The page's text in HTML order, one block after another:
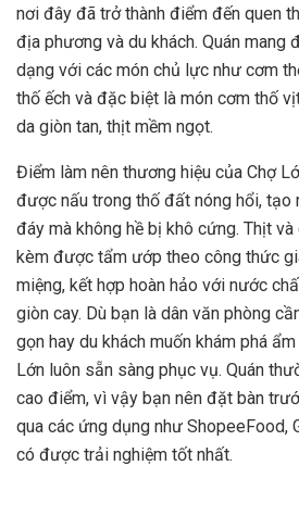
nơi đây đã trở thành điểm đến quen
địa phương và du khách. Quán mang
dạng với các món chủ lực như cơm
thố ếch và đặc biệt là món cơm thố
da giòn tan, thịt mềm ngọt.
Điểm làm nên thương hiệu của Chợ
được nấu trong thố đất nóng hổi, tạo
đáy mà không hề bị khô cứng. Thịt
kèm được tẩm ướp theo công thức
miệng, kết hợp hoàn hảo với nước
giòn cay. Dù bạn là dân văn phòng
gọn hay du khách muốn khám phá
Lớn luôn sẵn sàng phục vụ. Quán
cao điểm, vì vậy bạn nên đặt bàn
qua các ứng dụng như ShopeeFood,
có được trải nghiệm tốt nhất.